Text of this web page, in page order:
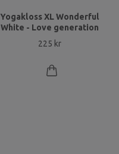
Yogakloss XL Wonderful
White - Love generation
225 kr